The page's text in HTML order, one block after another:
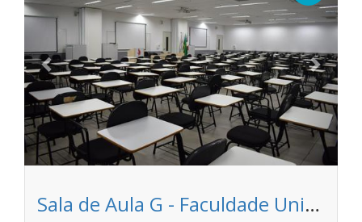
Sala de Aula G - Faculdade Unime Anhanguera de Salvador